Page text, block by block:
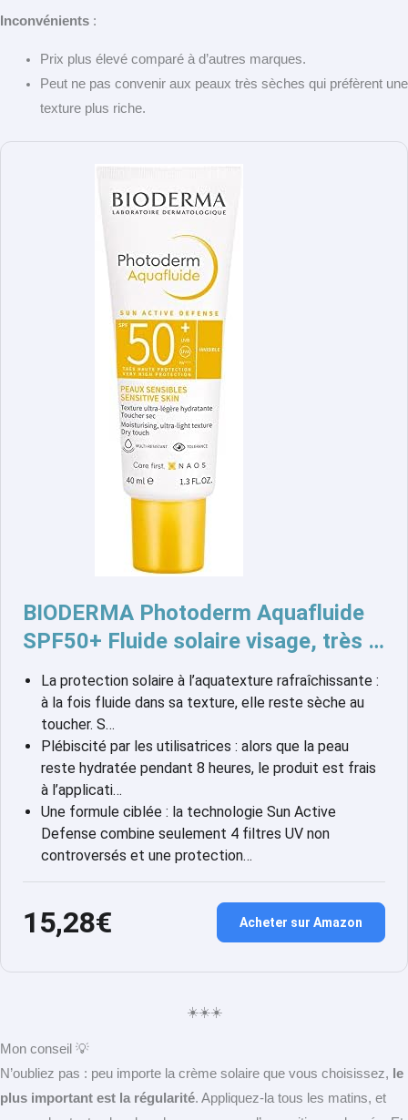
Inconvénients :
Prix plus élevé comparé à d’autres marques.
Peut ne pas convenir aux peaux très sèches qui préfèrent une
texture plus riche.
BIODERMA Photoderm Aquafluide
SPF50+ Fluide solaire visage, très …
La protection solaire à l’aquatexture rafraîchissante :
à la fois fluide dans sa texture, elle reste sèche au
toucher. S…
Plébiscité par les utilisatrices : alors que la peau
reste hydratée pendant 8 heures, le produit est frais
à l’applicati…
Une formule ciblée : la technologie Sun Active
Defense combine seulement 4 filtres UV non
controversés et une protection…
15,28€ Acheter sur Amazon
☀️☀️☀️
Mon conseil 💡
N’oubliez pas : peu importe la crème solaire que vous choisissez, le
plus important est la régularité. Appliquez-la tous les matins, et